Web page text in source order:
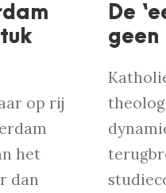
op rij
het
dan
De
geen